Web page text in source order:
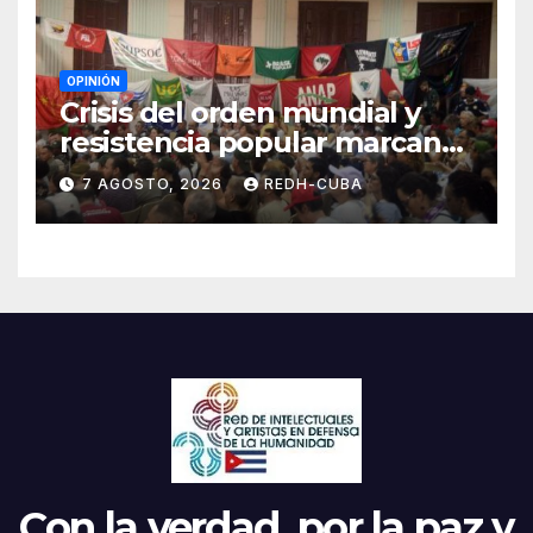
OPINIÓN
Crisis del orden mundial y
resistencia popular marcan
el inicio de la IV Asamblea
Continental de ALBA
Movimientos en Cuba
7 AGOSTO, 2026 REDH-CUBA